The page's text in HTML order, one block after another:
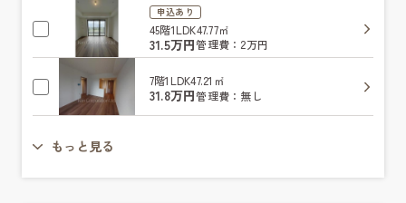
申込あり
45階1LDK47.77㎡
31.5万円管理費：2万円
7階1LDK47.21㎡
31.8万円管理費：無し
もっと見る